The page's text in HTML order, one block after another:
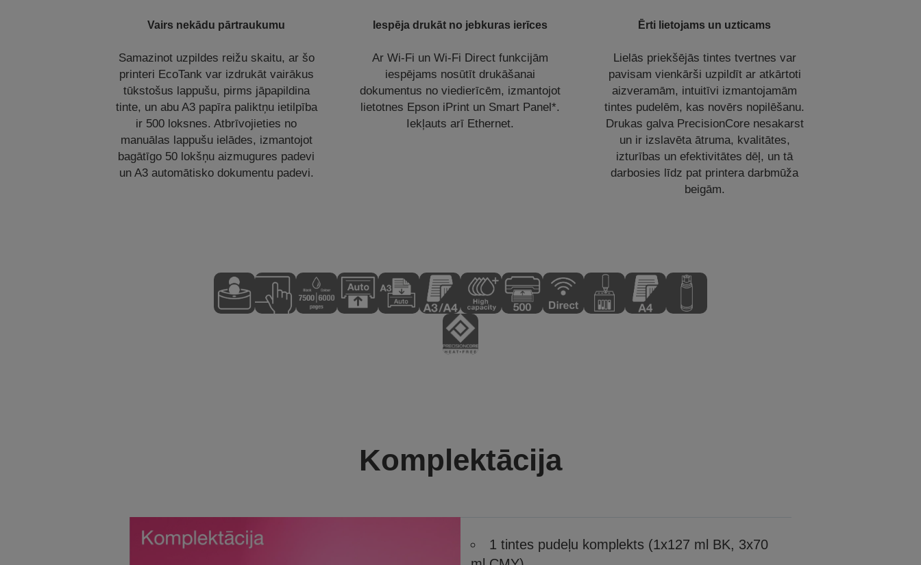
Vairs nekādu pārtraukumu
Samazinot uzpildes reižu skaitu, ar šo
printeri EcoTank var izdrukāt vairākus
tūkstošus lappušu, pirms jāpapildina
tinte, un abu A3 papīra paliktņu ietilpība
ir 500 loksnes. Atbrīvojieties no
manuālas lappušu ielādes, izmantojot
bagātīgo 50 lokšņu aizmugures padevi
un A3 automātisko dokumentu padevi.
Iespēja drukāt no jebkuras ierīces
Ar Wi-Fi un Wi-Fi Direct funkcijām
iespējams nosūtīt drukāšanai
dokumentus no viedierīcēm, izmantojot
lietotnes Epson iPrint un Smart Panel*.
Iekļauts arī Ethernet.
Ērti lietojams un uzticams
Lielās priekšējās tintes tvertnes var
pavisam vienkārši uzpildīt ar atkārtoti
aizveramām, intuitīvi izmantojamām
tintes pudelēm, kas novērs nopilēšanu.
Drukas galva PrecisionCore nesakarst
un ir izslavēta ātruma, kvalitātes,
izturības un efektivitātes dēļ, un tā
darbosies līdz pat printera darbmūža
beigām.
Komplektācija
1 tintes pudeļu komplekts (1x127 ml BK, 3x70